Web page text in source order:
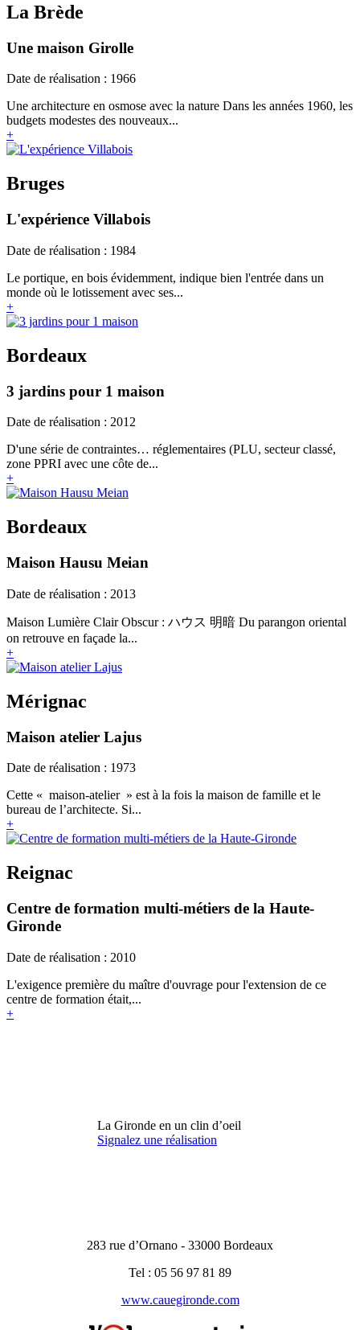
La Brède
Une maison Girolle
Date de réalisation : 1966
Une architecture en osmose avec la nature Dans les années 1960, les
budgets modestes des nouveaux...
+
Bruges
L'expérience Villabois
Date de réalisation : 1984
Le portique, en bois évidemment, indique bien l'entrée dans un
monde où le lotissement avec ses...
+
Bordeaux
3 jardins pour 1 maison
Date de réalisation : 2012
D'une série de contraintes… réglementaires (PLU, secteur classé,
zone PPRI avec une côte de...
+
Bordeaux
Maison Hausu Meian
Date de réalisation : 2013
Maison Lumière Clair Obscur : ハウス 明暗 Du parangon oriental
on retrouve en façade la...
+
Mérignac
Maison atelier Lajus
Date de réalisation : 1973
Cette « maison-atelier » est à la fois la maison de famille et le
bureau de l’architecte. Si...
+
Reignac
Centre de formation multi-métiers de la Haute-
Gironde
Date de réalisation : 2010
L'exigence première du maître d'ouvrage pour l'extension de ce
centre de formation était,...
+
La Gironde en un clin d’oeil
Signalez une réalisation
283 rue d’Ornano - 33000 Bordeaux
Tel : 05 56 97 81 89
www.cauegironde.com